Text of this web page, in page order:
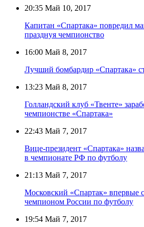
20:35 Май 10, 2017
Капитан «Спартака» повредил
празднуя чемпионство
16:00 Май 8, 2017
Лучший бомбардир «Спартака»
13:23 Май 8, 2017
Голландский клуб «Твенте»
чемпионстве «Спартака»
22:43 Май 7, 2017
Вице-президент «Спартака»
в чемпионате РФ по футболу
21:13 Май 7, 2017
Московский «Спартак» впервые
чемпионом России по футболу
19:54 Май 7, 2017